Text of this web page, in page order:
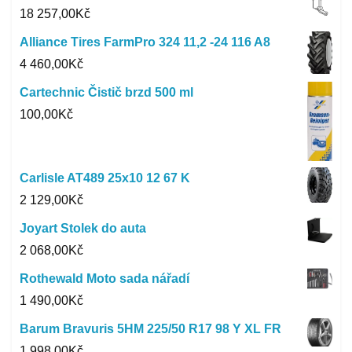
18 257,00Kč
Alliance Tires FarmPro 324 11,2 -24 116 A8
4 460,00Kč
Cartechnic Čistič brzd 500 ml
100,00Kč
Carlisle AT489 25x10 12 67 K
2 129,00Kč
Joyart Stolek do auta
2 068,00Kč
Rothewald Moto sada nářadí
1 490,00Kč
Barum Bravuris 5HM 225/50 R17 98 Y XL FR